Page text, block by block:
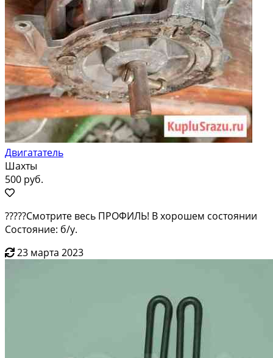
Двигататель
Шахты
500 руб.
?????Смотрите весь ПРОФИЛЬ! В хорошем состоянии
Состояние: б/у.
23 марта 2023